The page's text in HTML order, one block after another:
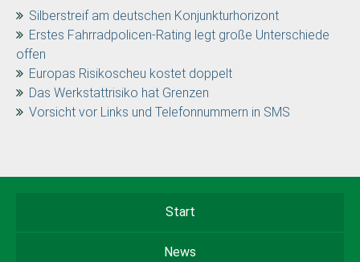
Silberstreif am deutschen Konjunkturhorizont
Erstes Fahrradpolicen-Rating legt große Unterschiede
offen
Europas Risikoscheu kostet doppelt
Das Werkstattrisiko hat Grenzen
Vorsicht vor Links und Telefonnummern in SMS
Start
News